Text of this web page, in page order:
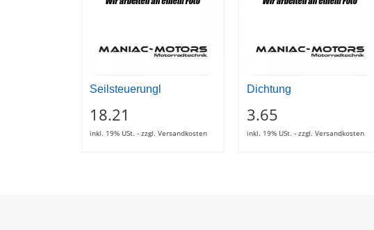
Seilsteuerungl
18.21
inkl. 19% USt. - zzgl. Versandkosten
Dichtung
3.65
inkl. 19% USt. - zzgl. Versandkosten